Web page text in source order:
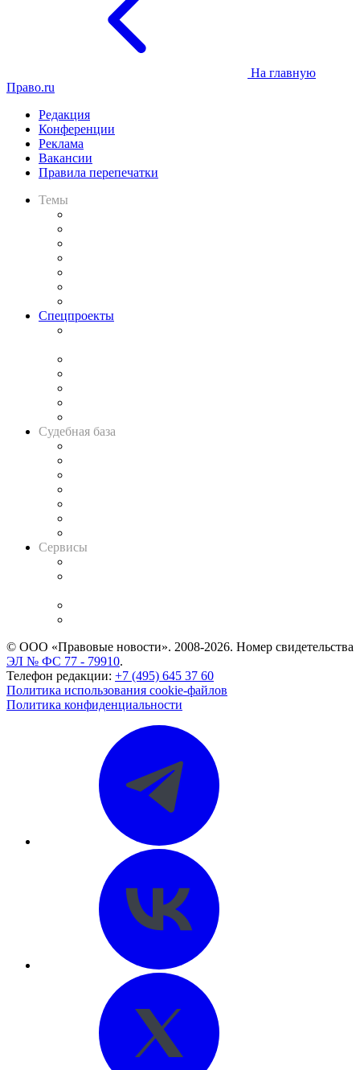
На главную
Право.ru
Редакция
Конференции
Реклама
Вакансии
Правила перепечатки
Темы
Спецпроекты
Судебная база
Сервисы
© ООО «Правовые новости». 2008-2026. Номер свидетельства
ЭЛ № ФС 77 - 79910.
Телефон редакции: +7 (495) 645 37 60
Политика использования cookie-файлов
Политика конфиденциальности